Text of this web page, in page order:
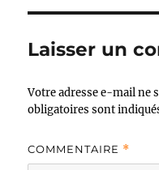
Laisser un
Votre adresse e-mail ne
obligatoires sont
COMMENTAIRE *